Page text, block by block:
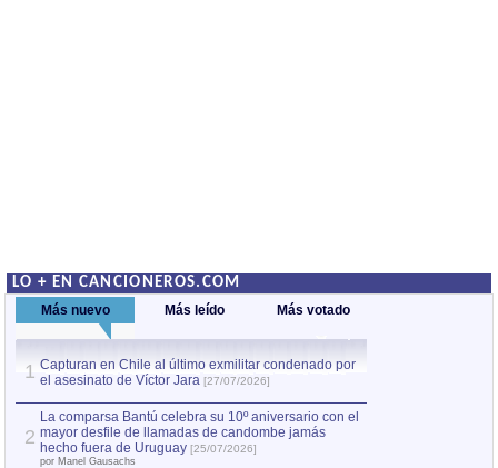
LO + EN CANCIONEROS.COM
Más nuevo Más leído Más votado
1 Capturan en Chile al último exmilitar condenado por
el asesinato de Víctor Jara [27/07/2026]
2
La comparsa Bantú celebra su 10º aniversario con el
mayor desfile de llamadas de candombe jamás
hecho fuera de Uruguay [25/07/2026]
por Manel Gausachs